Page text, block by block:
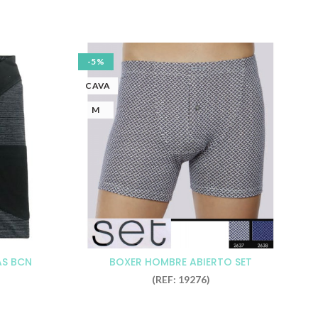
BCN
-5%
CAVA
M
BOXER HOMBRE ABIERTO SET
(REF: 19276)